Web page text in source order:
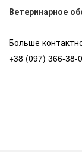
Ветеринарное
Больше
+38 (097) 366-38-